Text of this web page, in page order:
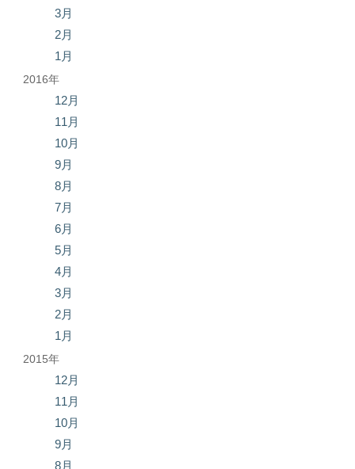
3月
2月
1月
2016年
12月
11月
10月
9月
8月
7月
6月
5月
4月
3月
2月
1月
2015年
12月
11月
10月
9月
8月